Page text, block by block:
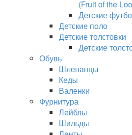
(Fruit of the
Детские
Детские поло
Детские толстовки
Детские
Обувь
Шлепанцы
Кеды
Валенки
Фурнитура
Лейблы
Шильды